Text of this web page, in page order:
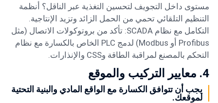
مستوى داخل التجويف لتحسين التغذية عبر الناقل؟ أنظمة
التنظيم التلقائي تحمي من الحمل الزائد وتزيد الإنتاجية.
التكامل مع نظام SCADA: تأكد من بروتوكولات الاتصال (مثل
Profibus أو Modbus) لدمج PLC الخاص بالكسارة مع نظام
التحكم بالمصنع لمراقبة الطاقة وCSS والإنذارات.
4. معايير التركيب والموقع
يجب أن تتوافق الكسارة مع الواقع المادي والبنية التحتية
لموقعك.